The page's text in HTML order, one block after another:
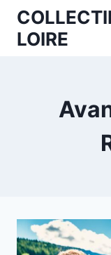
Aller
contenu
LOIRE